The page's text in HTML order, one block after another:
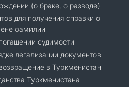
(о браке, о разводе)
для получения справки о
фамилии
судимости
легализации документов
в Туркменистан
Туркменистана